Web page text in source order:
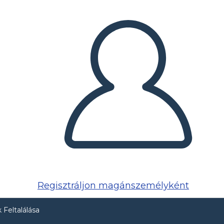
Regisztráljon magánszemélyként
Feltalálása